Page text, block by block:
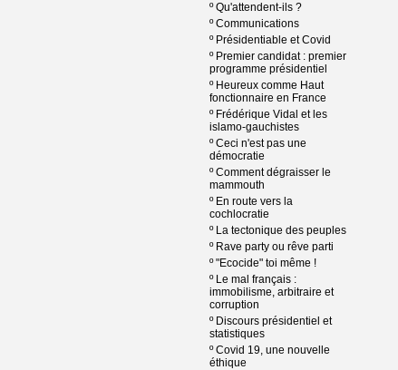
ºQu'attendent-ils ?
ºCommunications
º Présidentiable et Covid
º Premier candidat : premier
programme présidentiel
º Heureux comme Haut
fonctionnaire en France
º Frédérique Vidal et les
islamo-gauchistes
ºCeci n'est pas une
démocratie
ºComment dégraisser le
mammouth
º En route vers la
cochlocratie
º La tectonique des peuples
º Rave party ou rêve parti
º"Ecocide" toi même !
º Le mal français :
immobilisme, arbitraire et
corruption
º Discours présidentiel et
statistiques
ºCovid 19, une nouvelle
éthique